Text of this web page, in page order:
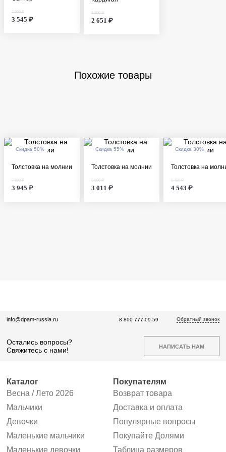
7 090 ₽
3 545 ₽
5 890 ₽
2 651 ₽
Похожие товары
Скидка 50%
Толстовка на молнии
7 890 ₽
3 945 ₽
Скидка 55%
Толстовка на молнии
6 690 ₽
3 011 ₽
Скидка 30%
Толстовка на
6 490 ₽
4 543 ₽
info@dpam-russia.ru
Остались вопросы?
Свяжитесь с нами!
НАПИСАТЬ НАМ
8 800 777-09-59 Обратный звонок
Каталог
Весна / Лето 2026
Мальчики
Девочки
Маленькие мальчики
Маленькие девочки
Покупателям
Возврат товара
Доставка и оплата
Популярные вопросы
Покупайте Долями
Таблица размеров